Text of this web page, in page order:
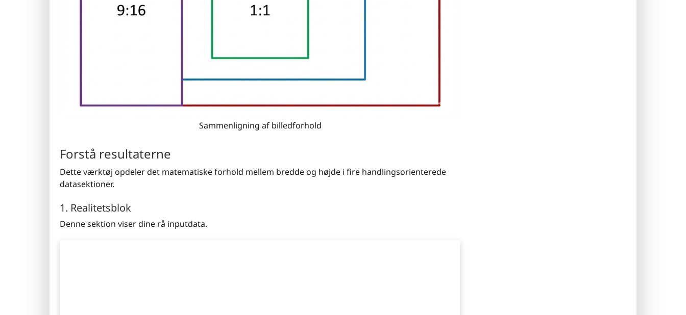
Sammenligning af billedforhold
Forstå resultaterne
Dette værktøj opdeler det matematiske forhold mellem bredde og højde i fire handlingsorienterede
datasektioner.
1. Realitetsblok
Denne sektion viser dine rå inputdata.